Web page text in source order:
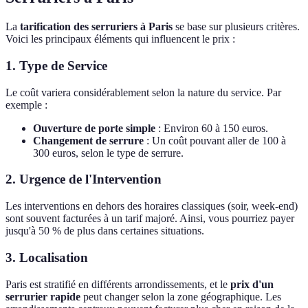
La tarification des serruriers à Paris se base sur plusieurs critères.
Voici les principaux éléments qui influencent le prix :
1. Type de Service
Le coût variera considérablement selon la nature du service. Par
exemple :
Ouverture de porte simple : Environ 60 à 150 euros.
Changement de serrure : Un coût pouvant aller de 100 à
300 euros, selon le type de serrure.
2. Urgence de l'Intervention
Les interventions en dehors des horaires classiques (soir, week-end)
sont souvent facturées à un tarif majoré. Ainsi, vous pourriez payer
jusqu'à 50 % de plus dans certaines situations.
3. Localisation
Paris est stratifié en différents arrondissements, et le prix d'un
serrurier rapide peut changer selon la zone géographique. Les